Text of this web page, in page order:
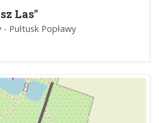
Las"
- Pułtusk Popławy